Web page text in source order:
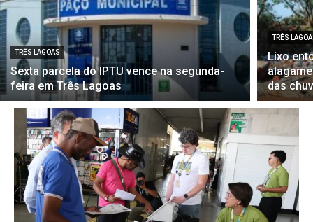
TRÊS LAGOAS
Sexta parcela do IPTU vence na segunda-
feira em Três Lagoas
TRÊS
Lixo
das